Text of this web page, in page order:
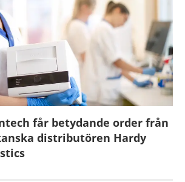
får betydande order från
distributören Hardy